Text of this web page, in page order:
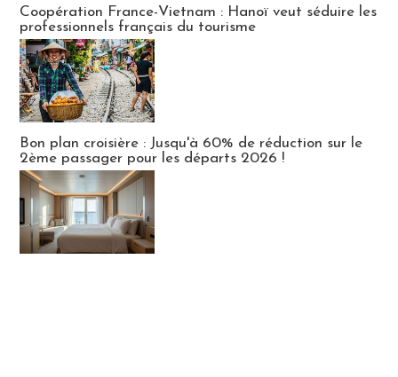
Coopération France-Vietnam : Hanoï veut séduire les
professionnels français du tourisme
Bon plan croisière : Jusqu'à 60% de réduction sur le
2ème passager pour les départs 2026 !